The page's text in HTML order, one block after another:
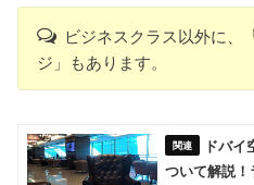
ビジネスクラス以外に、
ジ」もあります。
ドバイ
ついて解説